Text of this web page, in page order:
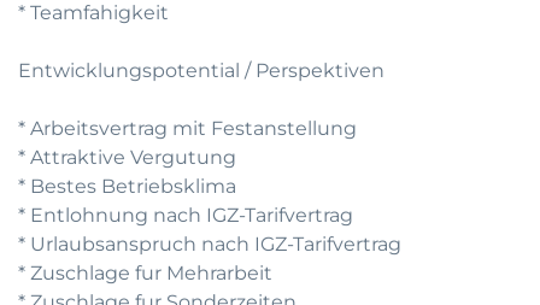
* Teamfahigkeit
Entwicklungspotential / Perspektiven
* Arbeitsvertrag mit Festanstellung
* Attraktive Vergutung
* Bestes Betriebsklima
* Entlohnung nach IGZ-Tarifvertrag
* Urlaubsanspruch nach IGZ-Tarifvertrag
* Zuschlage fur Mehrarbeit